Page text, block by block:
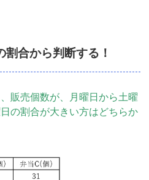
割合から判断する！
販売個数が、月曜日から土曜
の割合が大きい方はどちらか